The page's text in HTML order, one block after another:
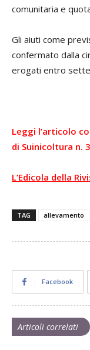
comunitaria e
Gli aiuti come
confermato dalla
erogati entro
Leggi l’articolo
di Suinicoltura n.
L’Edicola della
TAG allevamento
Facebook
Articoli correlati